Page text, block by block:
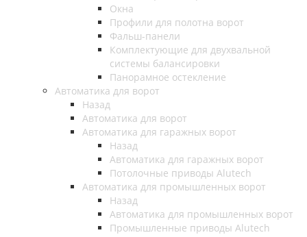
Окна
Профили для полотна ворот
Фальш-панели
Комплектующие для двухвальной
системы балансировки
Панорамное остекление
Автоматика для ворот
Назад
Автоматика для ворот
Автоматика для гаражных ворот
Назад
Автоматика для гаражных ворот
Потолочные приводы Alutech
Автоматика для промышленных ворот
Назад
Автоматика для промышленных ворот
Промышленные приводы Alutech